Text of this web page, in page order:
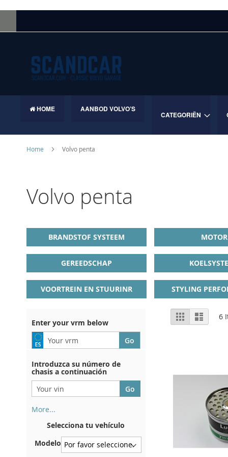
to
HOME AANBOD VOLVO’S
CATEGORIËN
Home Volvo penta
Volvo penta
BRANDSTOF SYSTEEM MOTOR
GEREEDSCHAP
VOORTREIN EN STUURINR STYLING
View
as
Grid List 6
Enter your vrm below
Introduzca su número de
chasis a continuación
More...
encuentra en el reverso de su
certificado de registro. Y
también en el coche.
Selecciona tu vehículo
Modelo